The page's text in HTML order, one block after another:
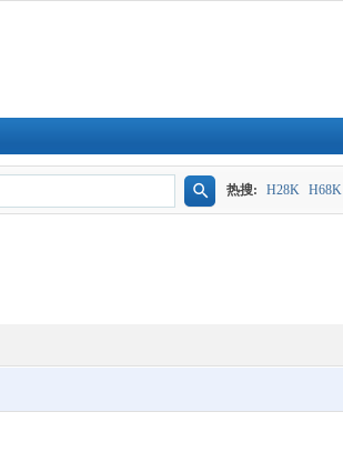
热搜: H28K H68K